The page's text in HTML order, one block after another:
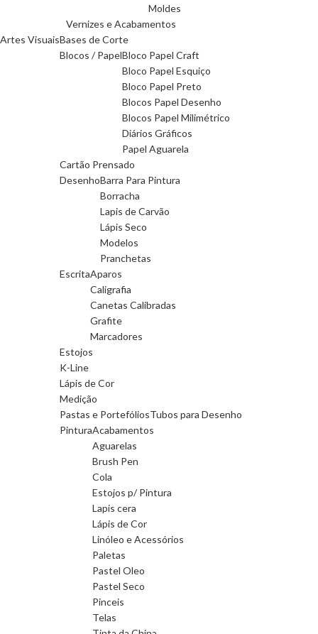
Moldes
Vernizes e Acabamentos
Artes VisuaisBases de Corte
Blocos / PapelBloco Papel Craft
Bloco Papel Esquiço
Bloco Papel Preto
Blocos Papel Desenho
Blocos Papel Milimétrico
Diários Gráficos
Papel Aguarela
Cartão Prensado
DesenhoBarra Para Pintura
Borracha
Lapis de Carvão
Lápis Seco
Modelos
Pranchetas
EscritaAparos
Caligrafia
Canetas Calibradas
Grafite
Marcadores
Estojos
K-Line
Lápis de Cor
Medição
Pastas e PortefóliosTubos para Desenho
PinturaAcabamentos
Aguarelas
Brush Pen
Cola
Estojos p/ Pintura
Lapis cera
Lápis de Cor
Linóleo e Acessórios
Paletas
Pastel Oleo
Pastel Seco
Pinceis
Telas